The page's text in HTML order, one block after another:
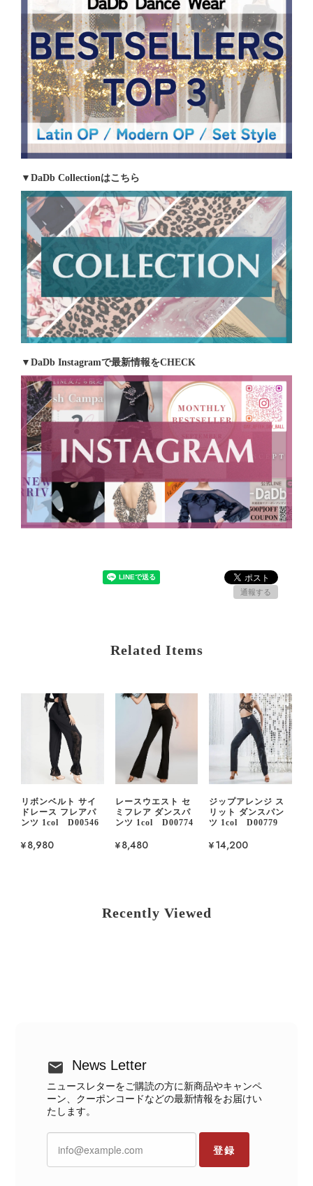
▼DaDb Collectionはこちら
▼DaDb Instagramで最新情報をCHECK
通報する
Related Items
リボンベルト サイ
ドレース フレアパ
ンツ 1col D00546
¥8,980
レースウエスト セ
ミフレア ダンスパ
ンツ 1col D00774
¥8,480
ジップアレンジ ス
リット ダンスパン
ツ 1col D00779
¥14,200
Recently Viewed
News Letter
ニュースレターをご購読の方に新商品やキャンペ
ーン、クーポンコードなどの最新情報をお届けい
たします。
登録